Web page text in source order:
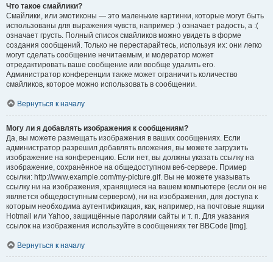
Что такое смайлики?
Смайлики, или эмотиконы — это маленькие картинки, которые могут быть
использованы для выражения чувств, например :) означает радость, а :(
означает грусть. Полный список смайликов можно увидеть в форме
создания сообщений. Только не перестарайтесь, используя их: они легко
могут сделать сообщение нечитаемым, и модератор может
отредактировать ваше сообщение или вообще удалить его.
Администратор конференции также может ограничить количество
смайликов, которое можно использовать в сообщении.
Вернуться к началу
Могу ли я добавлять изображения к сообщениям?
Да, вы можете размещать изображения в ваших сообщениях. Если
администратор разрешил добавлять вложения, вы можете загрузить
изображение на конференцию. Если нет, вы должны указать ссылку на
изображение, сохранённое на общедоступном веб-сервере. Пример
ссылки: http://www.example.com/my-picture.gif. Вы не можете указывать
ссылку ни на изображения, хранящиеся на вашем компьютере (если он не
является общедоступным сервером), ни на изображения, для доступа к
которым необходима аутентификация, как, например, на почтовые ящики
Hotmail или Yahoo, защищённые паролями сайты и т. п. Для указания
ссылок на изображения используйте в сообщениях тег BBCode [img].
Вернуться к началу